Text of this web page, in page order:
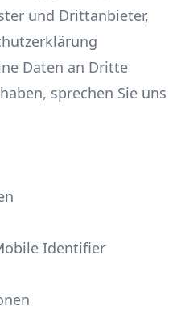
und Drittanbieter,
Daten an Dritte
sprechen Sie uns
Identifier